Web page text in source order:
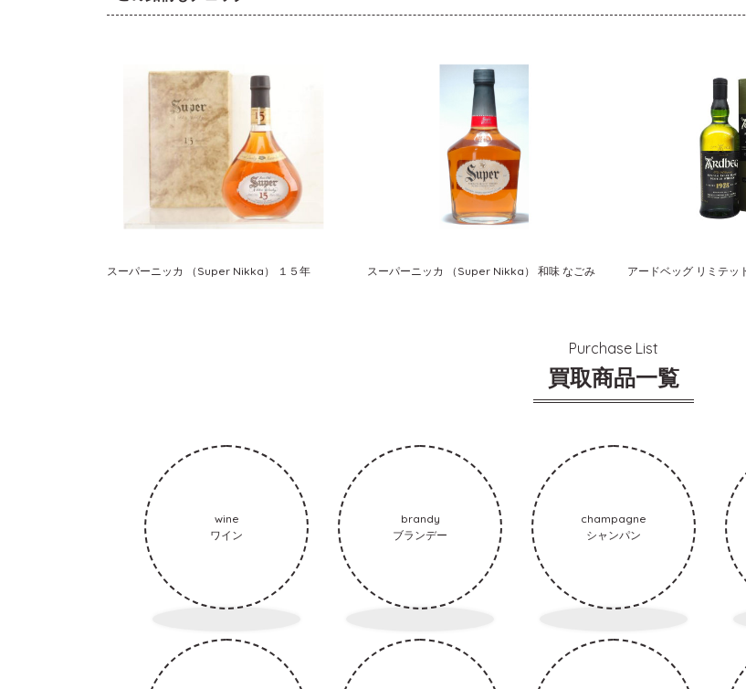
スーパーニッカ （Super Nikka） １５年 スーパーニッカ （Super Nikka） 和味 なごみ
Purchase List
買取商品一覧
wine
ワイン
brandy
ブランデー
champagne
シャンパン